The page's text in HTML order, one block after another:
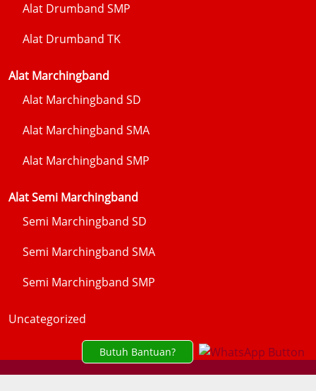
Alat Drumband SMP
Alat Drumband TK
Alat Marchingband
Alat Marchingband SD
Alat Marchingband SMA
Alat Marchingband SMP
Alat Semi Marchingband
Semi Marchingband SD
Semi Marchingband SMA
Semi Marchingband SMP
Uncategorized
Copyright © 2025 - PRODUSEN ALAT DRUMBAND DAN
Butuh Bantuan?